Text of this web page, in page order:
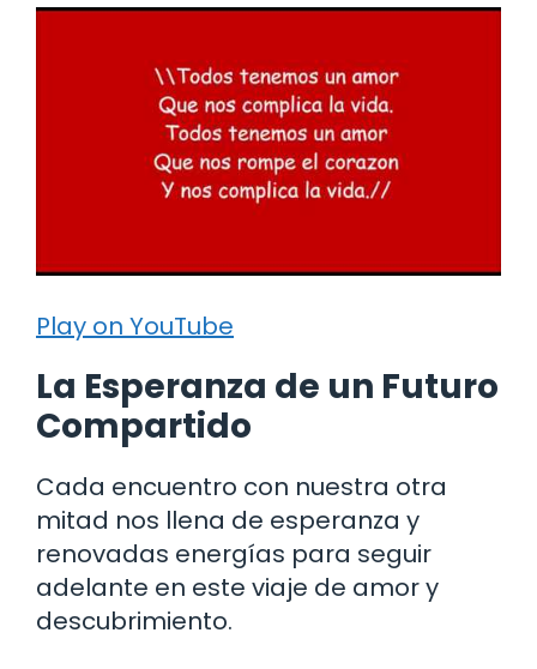
Play on YouTube
La Esperanza de un Futuro
Compartido
Cada encuentro con nuestra otra
mitad nos llena de esperanza y
renovadas energías para seguir
adelante en este viaje de amor y
descubrimiento.